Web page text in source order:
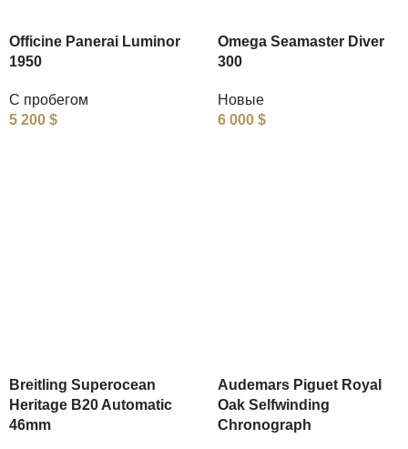
Officine Panerai Luminor
1950
С пробегом
5 200 $
Omega Seamaster Diver
300
Новые
6 000 $
Breitling Superocean
Heritage B20 Automatic
46mm
Audemars Piguet Royal
Oak Selfwinding
Chronograph